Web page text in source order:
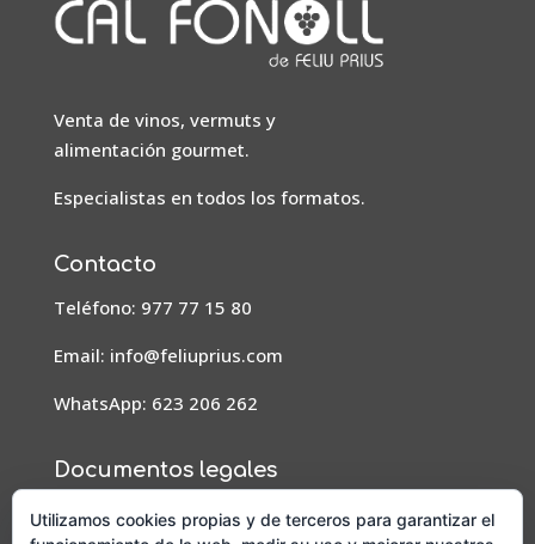
Venta de vinos, vermuts y
alimentación gourmet.
Especialistas en todos los formatos.
Contacto
Teléfono: 977 77 15 80
Email: info@feliuprius.com
WhatsApp: 623 206 262
Documentos legales
Aviso Legal
Utilizamos cookies propias y de terceros para garantizar el